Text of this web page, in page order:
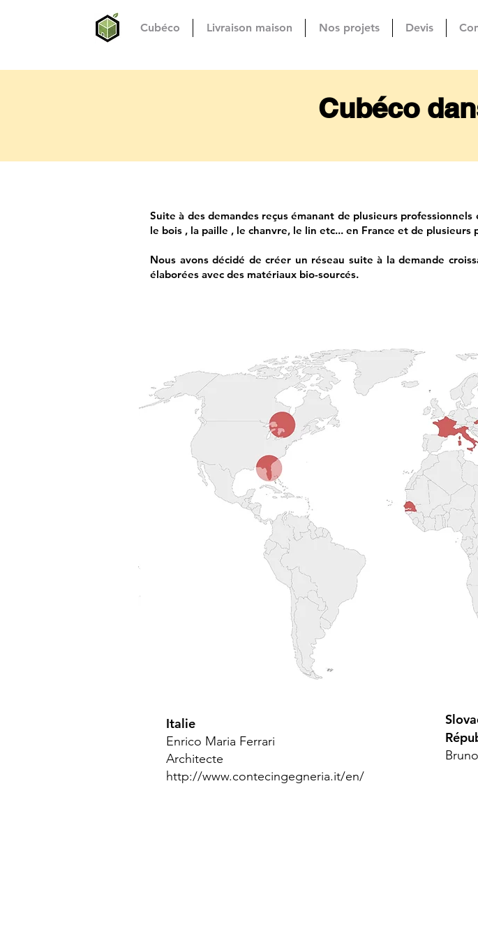
Cubéco Livraison maison Nos projets Devis
Cubéco
Suite à des demandes reçus émanant de plusieurs
le bois , la paille , le chanvre, le lin etc... en France et de
Nous avons décidé de créer un réseau suite à la demande
élaborées avec des matériaux bio-sourcés.
Italie
Enrico Maria Ferrari
Architecte
http://www.contecingegneria.it/en/
Bruno